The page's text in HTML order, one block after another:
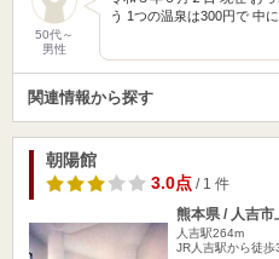
50代～
男性
う 1つの温泉は300円で 中
関連情報から探す
朝陽館
3.0点/ 1 件
熊本県 / 人吉市
人吉駅264m
JR人吉駅から徒歩